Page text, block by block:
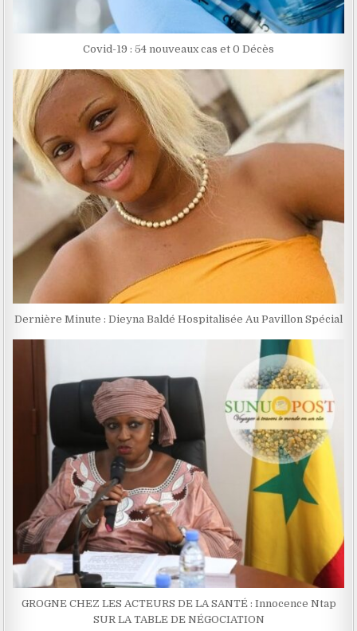
Covid-19 : 54 nouveaux cas et 0 Décès
Dernière Minute : Dieyna Baldé Hospitalisée Au Pavillon Spécial
GROGNE CHEZ LES ACTEURS DE LA SANTÉ : Innocence Ntap
SUR LA TABLE DE NÉGOCIATION